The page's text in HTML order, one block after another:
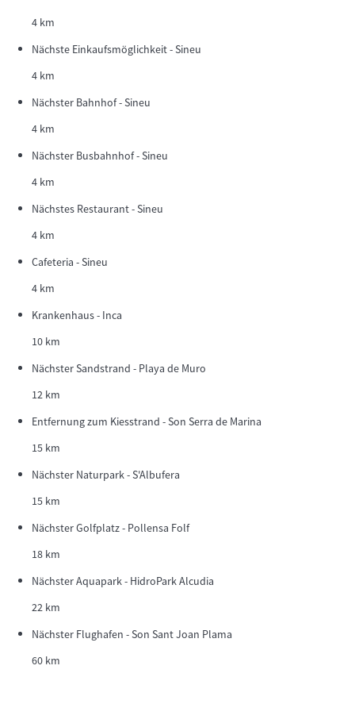
4 km
Nächste Einkaufsmöglichkeit - Sineu
4 km
Nächster Bahnhof - Sineu
4 km
Nächster Busbahnhof - Sineu
4 km
Nächstes Restaurant - Sineu
4 km
Cafeteria - Sineu
4 km
Krankenhaus - Inca
10 km
Nächster Sandstrand - Playa de Muro
12 km
Entfernung zum Kiesstrand - Son Serra de Marina
15 km
Nächster Naturpark - S'Albufera
15 km
Nächster Golfplatz - Pollensa Folf
18 km
Nächster Aquapark - HidroPark Alcudia
22 km
Nächster Flughafen - Son Sant Joan Plama
60 km